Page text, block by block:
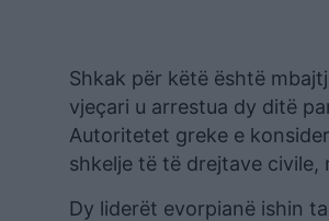
Shkak për këtë është
vjeçari u arrestua dy ditë
Autoritetet greke e
shkelje të të drejtave civile,
Dy liderët evorpianë ishin